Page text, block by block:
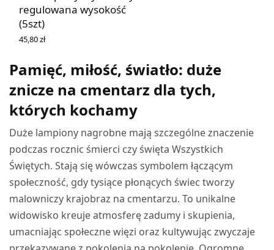
regulowana wysokość
(5szt)
45,80zł
Pamięć, miłość, światło: duże
znicze na cmentarz dla tych,
których kochamy
Duże lampiony nagrobne mają szczególne znaczenie
podczas rocznic śmierci czy święta Wszystkich
Świętych. Stają się wówczas symbolem łączącym
społeczność, gdy tysiące płonących świec tworzy
malowniczy krajobraz na cmentarzu. To unikalne
widowisko kreuje atmosferę zadumy i skupienia,
umacniając społeczne więzi oraz kultywując zwyczaje